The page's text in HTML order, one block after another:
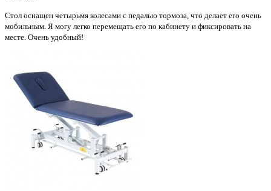
Стол оснащен четырьмя колесами с педалью тормоза, что делает его очень
мобильным. Я могу легко перемещать его по кабинету и фиксировать на
месте. Очень удобный!